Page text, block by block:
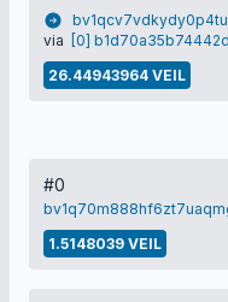
via
[0]
26.44943964 VEIL
#0
1.5148039 VEIL